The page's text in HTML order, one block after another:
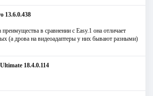
13.6.0.438
в сравнении с Easy.1 она отличает
(а дрова на видеоадаптеры у них бывают разными)
18.4.0.114